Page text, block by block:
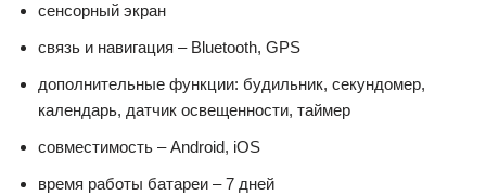
сенсорный экран
связь и навигация – Bluetooth, GPS
дополнительные функции: будильник, секундомер,
календарь, датчик освещенности, таймер
совместимость – Android, iOS
время работы батареи – 7 дней